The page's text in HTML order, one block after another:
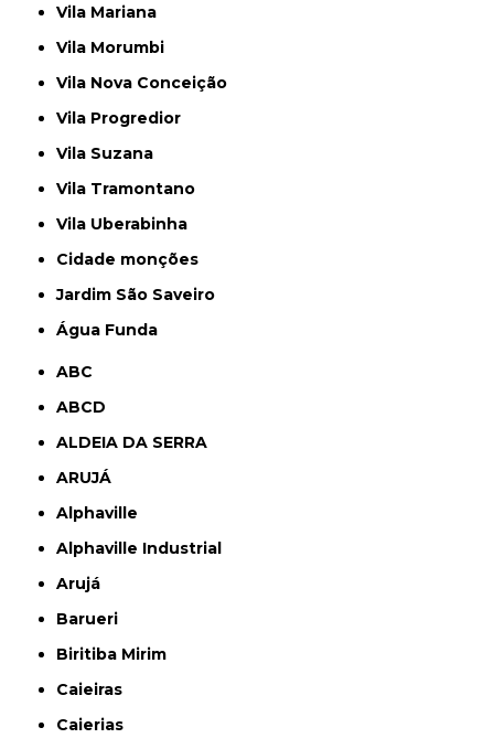
Vila Mariana
Vila Morumbi
Vila Nova Conceição
Vila Progredior
Vila Suzana
Vila Tramontano
Vila Uberabinha
cidade monções
jardim São Saveiro
Água Funda
ABC
ABCD
ALDEIA DA SERRA
ARUJÁ
Alphaville
Alphaville Industrial
Arujá
Barueri
Biritiba Mirim
Caieiras
Caierias